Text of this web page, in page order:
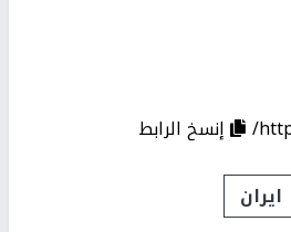
إنسخ الرابط
ايران